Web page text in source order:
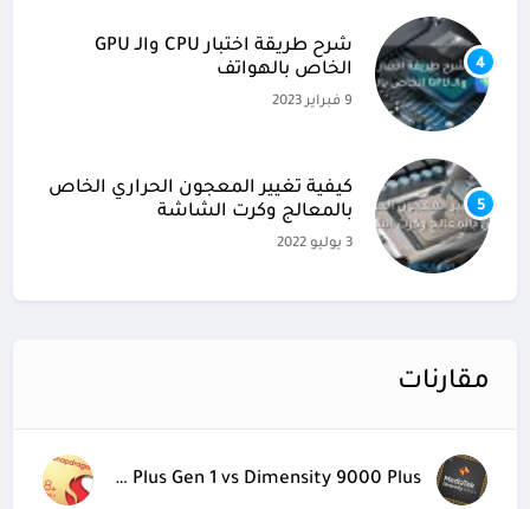
4
شرح طريقة اختبار CPU والـ GPU
الخاص بالهواتف
5
كيفية تغيير المعجون الحراري الخاص
بالمعالج وكرت الشاشة
مقارنات
Snapdragon 8 Plus Gen 1 vs Dimensity 9000 Plus